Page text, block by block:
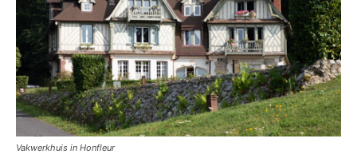
Vakwerkhuis in Honfleur